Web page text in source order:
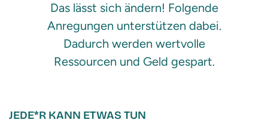
Das lässt sich ändern! Folgende
Anregungen unterstützen dabei.
Dadurch werden wertvolle
Ressourcen und Geld gespart.
JEDE*R KANN ETWAS TUN